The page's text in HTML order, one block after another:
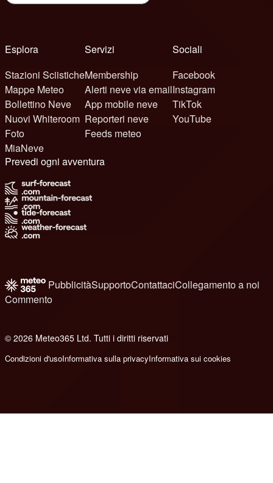
Esplora
Stazioni Sciistiche
Mappe Meteo
Bollettino Neve
Nuovi Whiteroom
Foto
MiaNeve
Servizi
Membership
Alerti neve via email
App mobile neve
Reporteri neve
Feeds meteo
Sociali
Facebook
Instagram
TikTok
YouTube
Prevedi ogni avventura
PubblicitàSupportoContattaciCollegamento a noi
Commento
© 2026 Meteo365 Ltd. Tutti i diritti riservati
Condizioni d'usoInformativa sulla privacyInformativa sui cookies